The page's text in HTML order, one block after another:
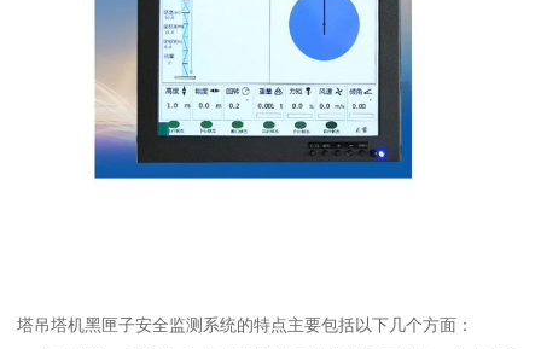
塔吊塔机黑匣子安全监测系统的特点主要包括以下几个方面：